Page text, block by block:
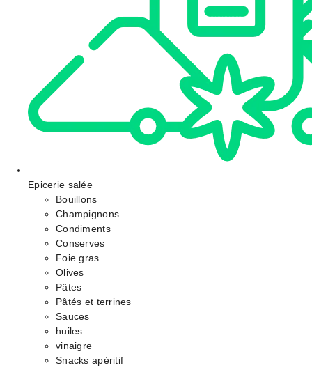
Epicerie salée
Bouillons
Champignons
Condiments
Conserves
Foie gras
Olives
Pâtes
Pâtés et terrines
Sauces
huiles
vinaigre
Snacks apéritif